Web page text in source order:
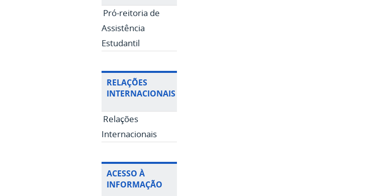
Pró-reitoria de
Assistência
Estudantil
RELAÇÕES
INTERNACIONAIS
Relações
Internacionais
ACESSO À
INFORMAÇÃO